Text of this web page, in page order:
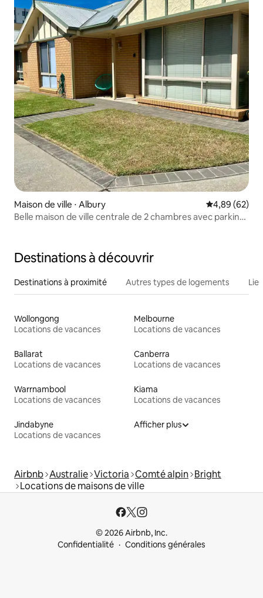
Maison de ville ⋅ Albury Évaluation
4,89 (62)
Belle maison de ville centrale de 2 chambres avec parking
Destinations à découvrir
Destinations à proximité Autres types de logements
Wollongong
Locations de vacances
Melbourne
Locations de vacances
Ballarat
Locations de vacances
Canberra
Locations de vacances
Warrnambool
Locations de vacances
Kiama
Locations de vacances
Jindabyne
Locations de vacances
Afficher plus
Airbnb Australie Victoria Comté alpin Bright
Locations de maisons de ville
© 2026 Airbnb, Inc.
Confidentialité
Conditions générales